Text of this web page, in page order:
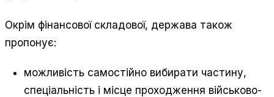
Окрім фінансової складової, держава також
пропонує:
можливість самостійно вибирати частину,
спеціальність і місце проходження військово-